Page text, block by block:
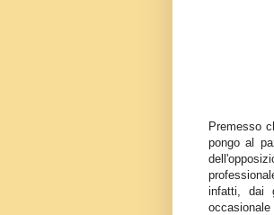
Premesso
pongo al
infatti, dai
occasionale